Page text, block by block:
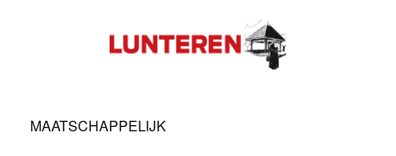
MAATSCHAPPELIJK